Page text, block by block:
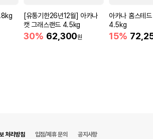
[유통기한26년12월] 아카나
캣 그래스랜드 4.5kg
30% 62,300원
아카나 홈스테
4.5kg
15%
처리방침 입점/제휴 문의 공지사항